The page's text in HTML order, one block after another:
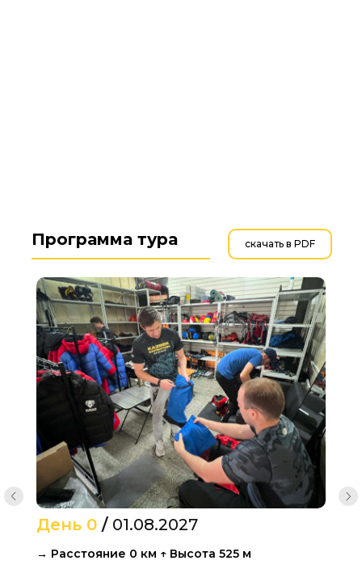
Программа тура скачать в PDF
День 0 / 01.08.2027
→ Расстояние 0 км ↑ Высота 525 м